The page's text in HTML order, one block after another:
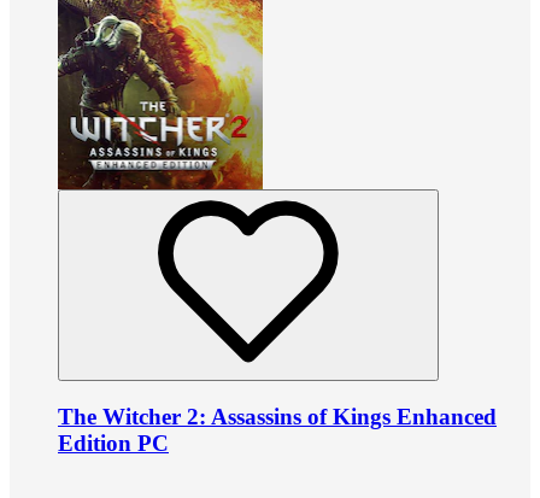
The Witcher 2: Assassins of Kings Enhanced
Edition PC